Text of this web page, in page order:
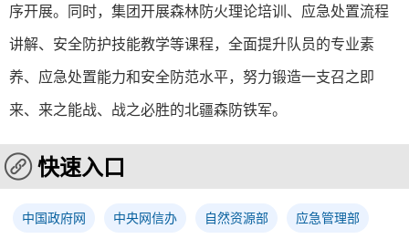
序开展。同时，集团开展森林防火理论培训、应急处置流程
讲解、安全防护技能教学等课程，全面提升队员的专业素
养、应急处置能力和安全防范水平，努力锻造一支召之即
来、来之能战、战之必胜的北疆森防铁军。
快速入口
中国政府网 中央网信办 自然资源部 应急管理部